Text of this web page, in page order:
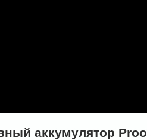
аккумулятор